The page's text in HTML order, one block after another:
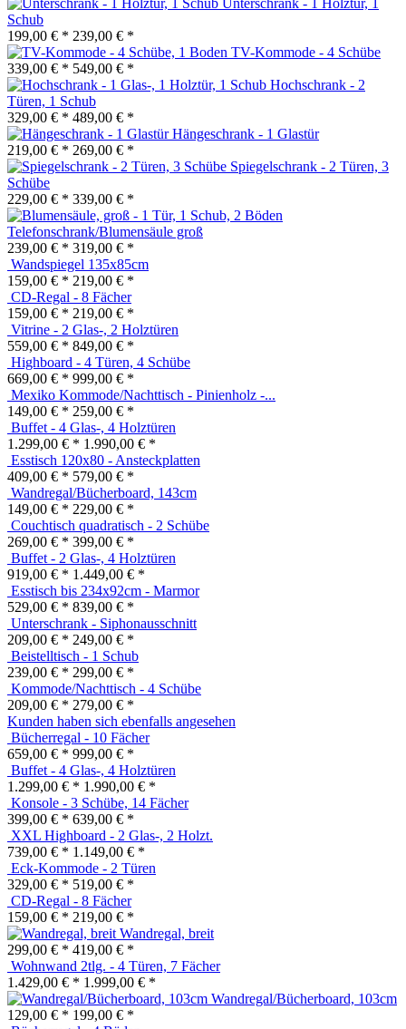
Schub
199,00 € * 239,00 € *
TV-Kommode - 4 Schübe
339,00 € * 549,00 € *
Hochschrank - 2
Türen, 1 Schub
329,00 € * 489,00 € *
Hängeschrank - 1 Glastür
219,00 € * 269,00 € *
Spiegelschrank - 2 Türen, 3
Schübe
229,00 € * 339,00 € *
Telefonschrank/Blumensäule groß
239,00 € * 319,00 € *
159,00 € * 219,00 € *
CD-Regal - 8 Fächer
159,00 € * 219,00 € *
Vitrine - 2 Glas-, 2 Holztüren
559,00 € * 849,00 € *
Highboard - 4 Türen, 4 Schübe
669,00 € * 999,00 € *
Mexiko Kommode/Nachttisch - Pinienholz -...
149,00 € * 259,00 € *
Buffet - 4 Glas-, 4 Holztüren
1.299,00 € * 1.990,00 € *
Esstisch 120x80 - Ansteckplatten
409,00 € * 579,00 € *
Wandregal/Bücherboard, 143cm
149,00 € * 229,00 € *
Couchtisch quadratisch - 2 Schübe
269,00 € * 399,00 € *
Buffet - 2 Glas-, 4 Holztüren
919,00 € * 1.449,00 € *
Esstisch bis 234x92cm - Marmor
529,00 € * 839,00 € *
Unterschrank - Siphonausschnitt
209,00 € * 249,00 € *
Beistelltisch - 1 Schub
239,00 € * 299,00 € *
Kommode/Nachttisch - 4 Schübe
209,00 € * 279,00 € *
Kunden haben sich ebenfalls angesehen
Bücherregal - 10 Fächer
659,00 € * 999,00 € *
Buffet - 4 Glas-, 4 Holztüren
1.299,00 € * 1.990,00 € *
Konsole - 3 Schübe, 14 Fächer
399,00 € * 639,00 € *
XXL Highboard - 2 Glas-, 2 Holzt.
739,00 € * 1.149,00 € *
Eck-Kommode - 2 Türen
329,00 € * 519,00 € *
CD-Regal - 8 Fächer
159,00 € * 219,00 € *
Wandregal, breit
299,00 € * 419,00 € *
Wohnwand 2tlg. - 4 Türen, 7 Fächer
1.429,00 € * 1.999,00 € *
Wandregal/Bücherboard, 103cm
129,00 € * 199,00 € *